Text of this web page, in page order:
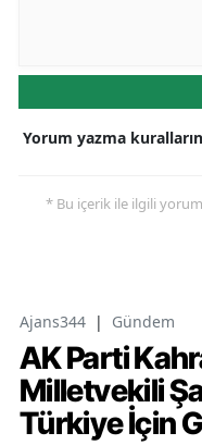
Yorum yazma
* Bu içerik ile ilgili
Ajans344 | Gündem
AK Parti
Milletvekili
Türkiye İçin